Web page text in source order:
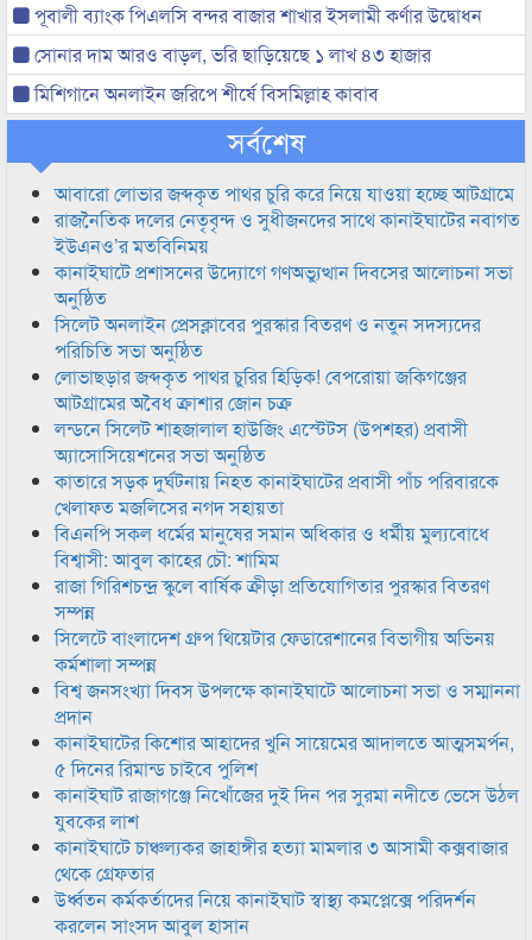
পূবালী ব্যাংক পিএলসি বন্দর বাজার শাখার ইসলামী কর্ণার উদ্বোধন
সোনার দাম আরও বাড়ল, ভ‌রি ছাড়িয়েছে ১ লাখ ৪৩ হাজার
মিশিগানে অনলাইন জরিপে শীর্ষে বিসমিল্লাহ কাবাব
সর্বশেষ
আবারো লোভার জব্দকৃত পাথর চুরি করে নিয়ে যাওয়া হচ্ছে আটগ্রামে
রাজনৈতিক দলের নেতৃবৃন্দ ও সুধীজনদের সাথে কানাইঘাটের নবাগত
ইউএনও’র মতবিনিময়
কানাইঘাটে প্রশাসনের উদ্যোগে গণঅভ্যুত্থান দিবসের আলোচনা সভা
অনুষ্ঠিত
সিলেট অনলাইন প্রেসক্লাবের পুরস্কার বিতরণ ও নতুন সদস্যদের
পরিচিতি সভা অনুষ্ঠিত
লোভাছড়ার জব্দকৃত পাথর চুরির হিড়িক! বেপরোয়া জকিগঞ্জের
আটগ্রামের অবৈধ ক্রাশার জোন চক্র
লন্ডনে সিলেট শাহজালাল হাউজিং এস্টেটস (উপশহর) প্রবাসী
অ্যাসোসিয়েশনের সভা অনুষ্ঠিত
কাতারে সড়ক দুর্ঘটনায় নিহত কানাইঘাটের প্রবাসী পাঁচ পরিবারকে
খেলাফত মজলিসের নগদ সহায়তা
বিএনপি সকল ধর্মের মানুষের সমান অধিকার ও ধর্মীয় মুল্যবোধে
বিশ্বাসী: আবুল কাহের চৌ: শামিম
রাজা গিরিশচন্দ্র স্কুলে বার্ষিক ক্রীড়া প্রতিযোগিতার পুরস্কার বিতরণ
সম্পন্ন
সিলেটে বাংলাদেশ গ্রুপ থিয়েটার ফেডারেশানের বিভাগীয় অভিনয়
কর্মশালা সম্পন্ন
বিশ্ব জনসংখ্যা দিবস উপলক্ষে কানাইঘাটে আলোচনা সভা ও সম্মাননা
প্রদান
কানাইঘাটের কিশোর আহাদের খুনি সায়েমের আদালতে আত্মসমর্পন,
৫ দিনের রিমান্ড চাইবে পুলিশ
কানাইঘাট রাজাগঞ্জে নিখোঁজের দুই দিন পর সুরমা নদীতে ভেসে উঠল
যুবকের লাশ
কানাইঘাটে চাঞ্চল্যকর জাহাঙ্গীর হত্যা মামলার ৩ আসামী কক্সবাজার
থেকে গ্রেফতার
উর্ধ্বতন কর্মকর্তাদের নিয়ে কানাইঘাট স্বাস্থ্য কমপ্লেক্সে পরিদর্শন
করলেন সাংসদ আবুল হাসান